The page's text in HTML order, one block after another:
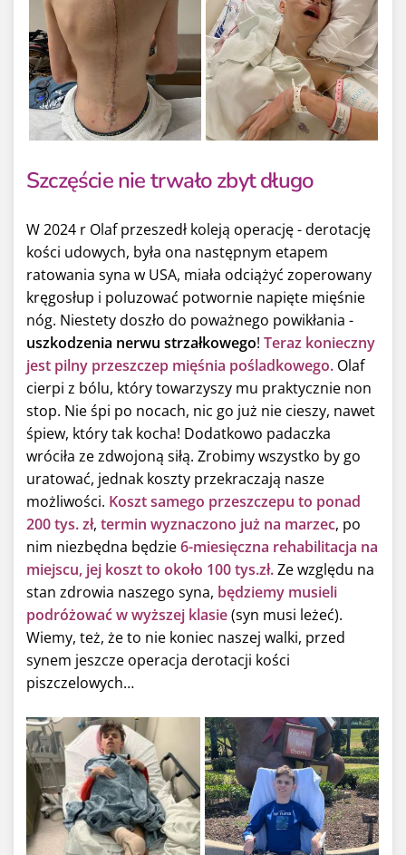
Szczęście nie trwało zbyt długo
W 2024 r Olaf przeszedł koleją operację - derotację
kości udowych, była ona następnym etapem
ratowania syna w USA, miała odciążyć zoperowany
kręgosłup i poluzować potwornie napięte mięśnie
nóg. Niestety doszło do poważnego powikłania -
uszkodzenia nerwu strzałkowego! Teraz konieczny
jest pilny przeszczep mięśnia pośladkowego. Olaf
cierpi z bólu, który towarzyszy mu praktycznie non
stop. Nie śpi po nocach, nic go już nie cieszy, nawet
śpiew, który tak kocha! Dodatkowo padaczka
wróciła ze zdwojoną siłą. Zrobimy wszystko by go
uratować, jednak koszty przekraczają nasze
możliwości. Koszt samego przeszczepu to ponad
200 tys. zł, termin wyznaczono już na marzec, po
nim niezbędna będzie6-miesięczna rehabilitacja na
miejscu, jej koszt to około 100 tys.zł.Ze względu na
stan zdrowia naszego syna, będziemy musieli
podróżować w wyższej klasie(syn musi leżeć).
Wiemy, też, że to nie koniec naszej walki, przed
synem jeszcze operacja derotacji kości
piszczelowych…